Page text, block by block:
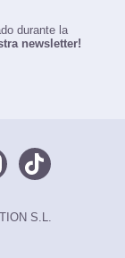
durante la
newsletter!
S.L.